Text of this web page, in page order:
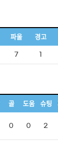
파울 경고
7 1
골 도움 슈팅
0 0 2